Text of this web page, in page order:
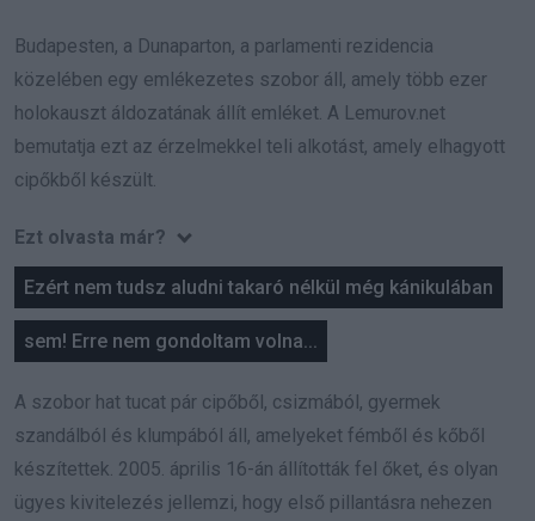
Budapesten, a Dunaparton, a parlamenti rezidencia
közelében egy emlékezetes szobor áll, amely több ezer
holokauszt áldozatának állít emléket. A Lemurov.net
bemutatja ezt az érzelmekkel teli alkotást, amely elhagyott
cipőkből készült.
Ezt olvasta már?
Ezért nem tudsz aludni takaró nélkül még kánikulában
sem! Erre nem gondoltam volna...
A szobor hat tucat pár cipőből, csizmából, gyermek
szandálból és klumpából áll, amelyeket fémből és kőből
készítettek. 2005. április 16-án állították fel őket, és olyan
ügyes kivitelezés jellemzi, hogy első pillantásra nehezen